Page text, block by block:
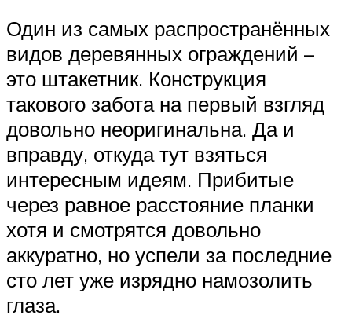
Один из самых распространённых
видов деревянных ограждений –
это штакетник. Конструкция
такового забота на первый взгляд
довольно неоригинальна. Да и
вправду, откуда тут взяться
интересным идеям. Прибитые
через равное расстояние планки
хотя и смотрятся довольно
аккуратно, но успели за последние
сто лет уже изрядно намозолить
глаза.